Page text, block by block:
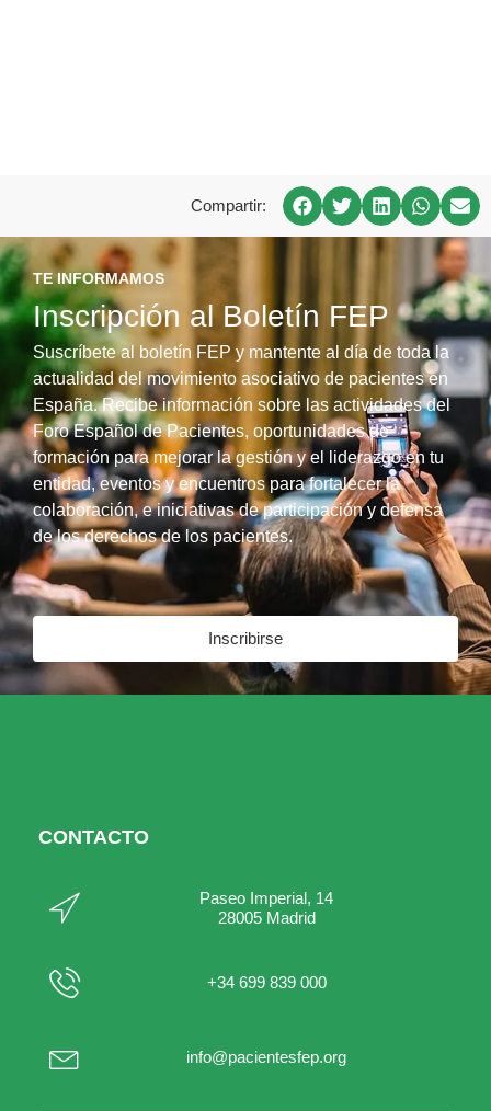
Compartir:
TE INFORMAMOS
Inscripción al Boletín FEP
Suscríbete al boletín FEP y mantente al día de toda la
actualidad del movimiento asociativo de pacientes en
España. Recibe información sobre las actividades del
Foro Español de Pacientes, oportunidades de
formación para mejorar la gestión y el liderazgo en tu
entidad, eventos y encuentros para fortalecer la
colaboración, e iniciativas de participación y defensa
de los derechos de los pacientes.
Inscribirse
CONTACTO
Paseo Imperial, 14
28005 Madrid
+34 699 839 000
info@pacientesfep.org